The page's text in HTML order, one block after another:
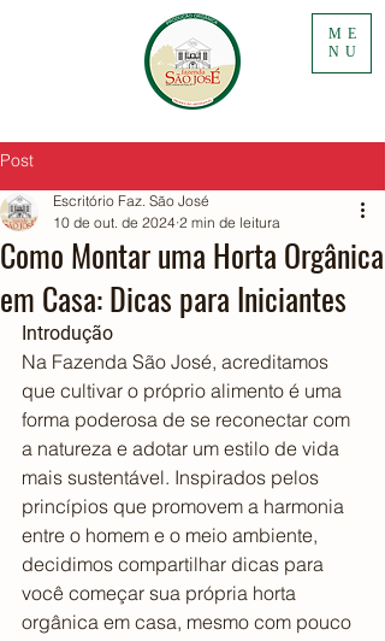
ME
NU
Post
Como Montar uma Horta Orgânica
em Casa: Dicas para Iniciantes
Escritório Faz. São José
10 de out. de 2024 2 min de leitura
Introdução
Na Fazenda São José, acreditamos
que cultivar o próprio alimento é uma
forma poderosa de se reconectar com
a natureza e adotar um estilo de vida
mais sustentável. Inspirados pelos
princípios que promovem a harmonia
entre o homem e o meio ambiente,
decidimos compartilhar dicas para
você começar sua própria horta
orgânica em casa, mesmo com pouco